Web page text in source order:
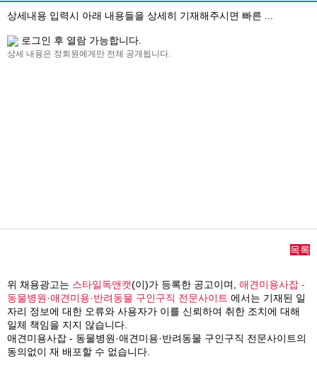
상세내용 입력시 아래 내용들을 상세히 기재해주시면 빠른 ...
로그인 후 열람 가능합니다.
상세 내용은 정회원에게만 전체 공개됩니다.
목록
위 채용광고는 스타일독앤캣(이)가 등록한 공고이며, 애견미용사잡 -
동물병원·애견미용·반려동물 구인구직 전문사이트 에서는 기재된 일
자리 정보에 대한 오류와 사용자가 이를 신뢰하여 취한 조치에 대해
일체 책임을 지지 않습니다.
애견미용사잡 - 동물병원·애견미용·반려동물 구인구직 전문사이트의
동의없이 재 배포할 수 없습니다.